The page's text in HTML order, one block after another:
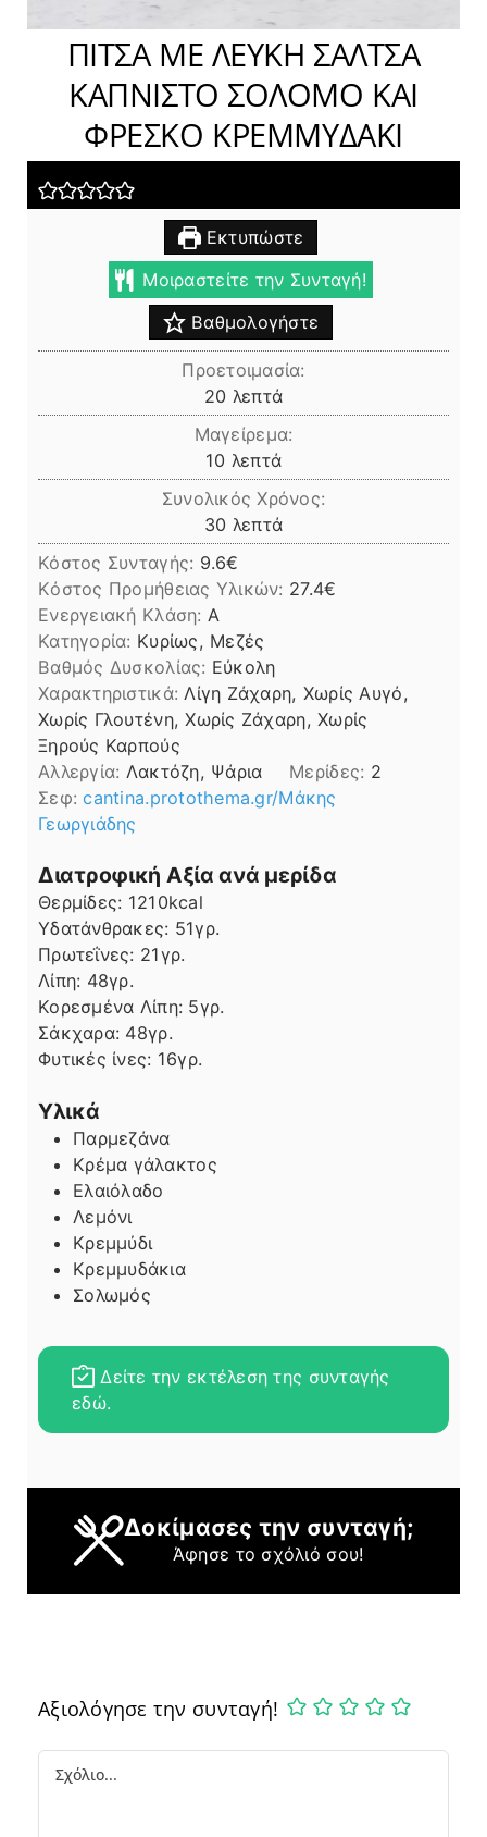
ΠΙΤΣΑ ΜΕ ΛΕΥΚΗ ΣΑΛΤΣΑ
ΚΑΠΝΙΣΤΟ ΣΟΛΟΜΟ ΚΑΙ
ΦΡΕΣΚΟ ΚΡΕΜΜΥΔΑΚΙ
Εκτυπώστε
Μοιραστείτε την Συνταγή!
Βαθμολογήστε
Προετοιμασία:
20 λεπτά
λεπτά
Μαγείρεμα:
10 λεπτά
λεπτά
Συνολικός Χρόνος:
30 λεπτά
λεπτά
Κόστος Συνταγής: 9.6€
Kόστος Προμήθειας Υλικών: 27.4
Ενεργειακή Κλάση: A
Κατηγορία: Κυρίως, Μεζές
Βαθμός Δυσκολίας: Εύκολη
Χαρακτηριστικά: Λίγη Ζάχαρη, Χωρίς Αυγό,
Χωρίς Γλουτένη, Χωρίς Ζάχαρη, Χωρίς
Ξηρούς Καρπούς
Αλλεργία: Λακτόζη, Ψάρια Μερίδες: 2
Σεφ:cantina.protothema.gr/Μάκης
Γεωργιάδης
Διατροφική Αξία ανά μερίδα
Θερμίδες: 1210kcal
Υδατάνθρακες: 51γρ.
Πρωτεΐνες: 21γρ.
Λίπη
Λίπη: 48γρ.
Κορεσμένα Λίπη: 5γρ.
Σάκχαρα: 48γρ.
Φυτικές ίνες: 16γρ.
Υλικά
Παρμεζάνα
Κρέμα γάλακτος
Ελαιόλαδο
Λεμόνι
Κρεμμύδι
Κρεμμυδάκια
Σολωμός
Δείτε την εκτέλεση της συνταγής
εδώ.
Δοκίμασες την συνταγή;
Άφησε το σχόλιό σου!
Αξιολόγησε την συνταγή!
Comment